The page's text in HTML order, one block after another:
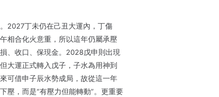
2027丁未仍在己丑大運內，丁傷
相合化火意重，所以這年仍屬承壓
、收口、保現金。2028戊申則出現
大運正式轉入戊子，子水為用神到
可借申子辰水勢成局，故從這一年
壓，而是“有壓力但能轉動”。更重要